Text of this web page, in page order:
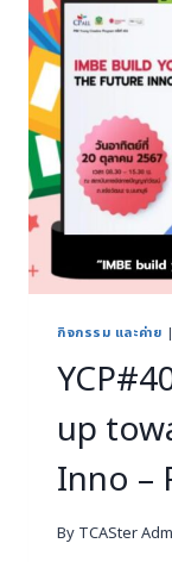
กิจกรรม และค่าย |
up
Inno –
By TCASter